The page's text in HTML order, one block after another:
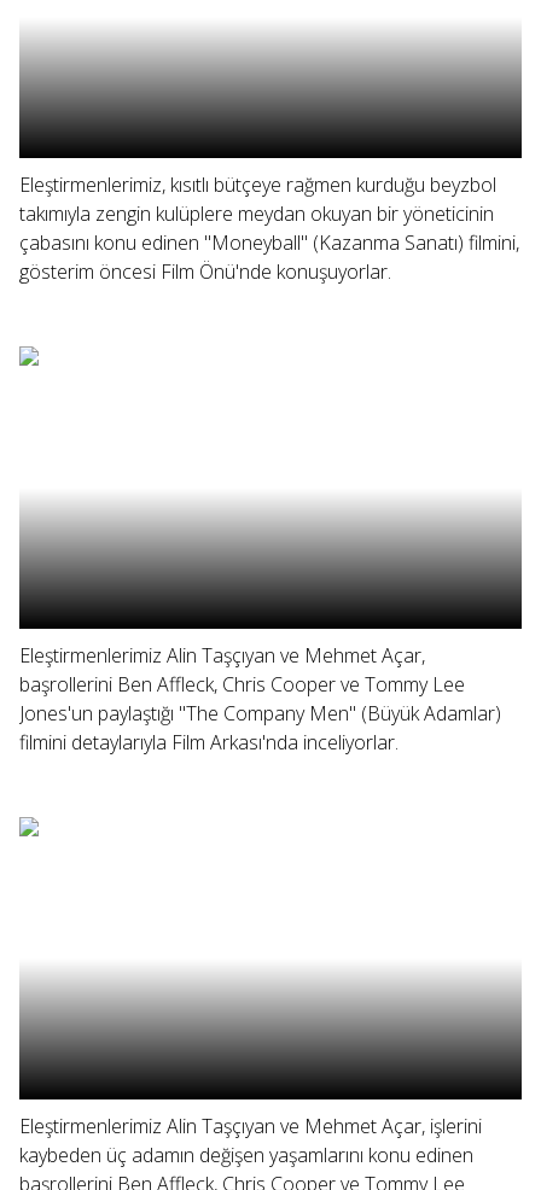
Eleştirmenlerimiz, kısıtlı bütçeye rağmen kurduğu beyzbol
takımıyla zengin kulüplere meydan okuyan bir yöneticinin
çabasını konu edinen "Moneyball" (Kazanma Sanatı) filmini,
gösterim öncesi Film Önü'nde konuşuyorlar.
Eleştirmenlerimiz Alin Taşçıyan ve Mehmet Açar,
başrollerini Ben Affleck, Chris Cooper ve Tommy Lee
Jones'un paylaştığı "The Company Men" (Büyük Adamlar)
filmini detaylarıyla Film Arkası'nda inceliyorlar.
Eleştirmenlerimiz Alin Taşçıyan ve Mehmet Açar, işlerini
kaybeden üç adamın değişen yaşamlarını konu edinen
başrollerini Ben Affleck, Chris Cooper ve Tommy Lee